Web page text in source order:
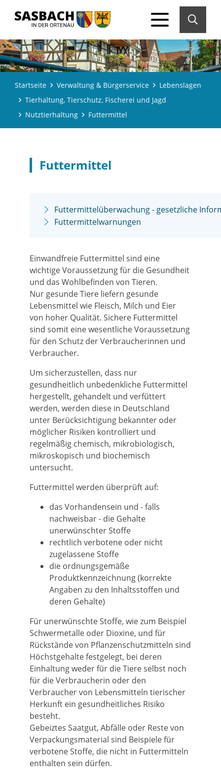
Startseite Verwaltung & Bürgerservice
Lebenslagen
Tierhaltung, Tierschutz, Fischerei und Jagd
Nutztierhaltung
Futtermittel
Futtermittel
Futtermittelüberwachung - gesetzliche
Futtermittelwarnungen
Einwandfreie Futtermittel sind eine
wichtige Voraussetzung für die Gesundheit
und das Wohlbefinden von Tieren.
Nur gesunde Tiere liefern gesunde
Lebensmittel wie Fleisch, Milch und Eier
von hoher Qualität. Sichere Futtermittel
sind somit eine wesentliche Voraussetzung
für den Schutz der Verbraucherinnen und
Verbraucher.
Um sicherzustellen, dass nur
gesundheitlich unbedenkliche Futtermittel
hergestellt, gehandelt und verfüttert
werden, werden diese in Deutschland
unter Berücksichtigung bekannter oder
möglicher Risiken kontrolliert und
regelmäßig chemisch, mikrobiologisch,
mikroskopisch und biochemisch
untersucht.
Futtermittel werden überprüft auf:
das Vorhandensein und - falls
nachweisbar - die Gehalte
unerwünschter Stoffe
rechtlich verbotene oder nicht
zugelassene Stoffe
die ordnungsgemäße
Produktkennzeichnung (korrekte
Angaben zu den Inhaltsstoffen und
deren Gehalte)
Für unerwünschte Stoffe, wie zum Beispiel
Schwermetalle oder Dioxine, und für
Rückstände von Pflanzenschutzmitteln sind
Höchstgehalte festgelegt, bei deren
Einhaltung weder für die Tiere selbst noch
für die Verbraucherin oder den
Verbraucher von Lebensmitteln tierischer
Herkunft ein gesundheitliches Risiko
besteht.
Gebeiztes Saatgut, Abfälle oder Reste von
Verpackungsmaterial sind Beispiele für
verbotene Stoffe, die nicht in Futtermitteln
enthalten sein dürfen.